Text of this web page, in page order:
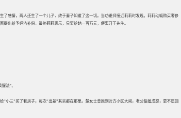
感情，两人还生了一个儿子，终于妻子知道了这一切。当劝退师接近莉莉时发现，莉莉动辄购买奢侈
出给予经济补偿。最终莉莉表示，只要给她一百万元，便离开王先生。
法”。
小三”买了套房子，每次“出差”其实都在那里。楚女士曾跑到对方小区大闹，老公恼羞成怒，更不愿回